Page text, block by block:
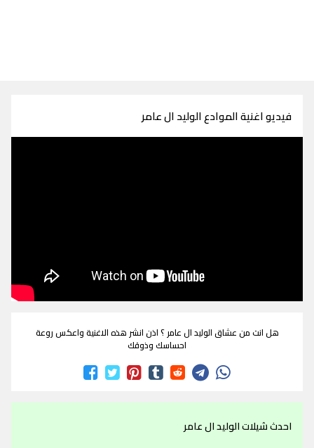
فيديو اغنية الموادع الوليد ال عامر
هل انت من عشاق الوليد ال عامر ؟ اذن انشر هذه الاغنية واعكس روعة
احساسك وذوقك
احدث شيلات الوليد ال عامر